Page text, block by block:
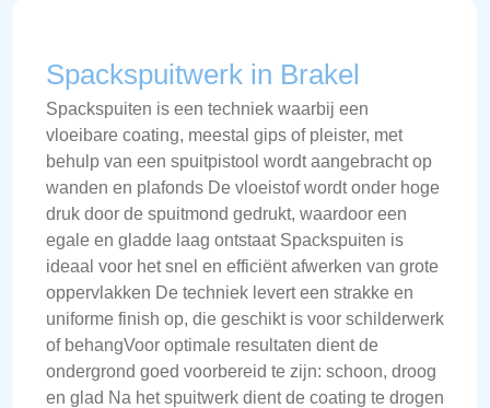
Spackspuitwerk in Brakel
Spackspuiten is een techniek waarbij een
vloeibare coating, meestal gips of pleister, met
behulp van een spuitpistool wordt aangebracht op
wanden en plafonds De vloeistof wordt onder hoge
druk door de spuitmond gedrukt, waardoor een
egale en gladde laag ontstaat Spackspuiten is
ideaal voor het snel en efficiënt afwerken van grote
oppervlakken De techniek levert een strakke en
uniforme finish op, die geschikt is voor schilderwerk
of behangVoor optimale resultaten dient de
ondergrond goed voorbereid te zijn: schoon, droog
en glad Na het spuitwerk dient de coating te drogen